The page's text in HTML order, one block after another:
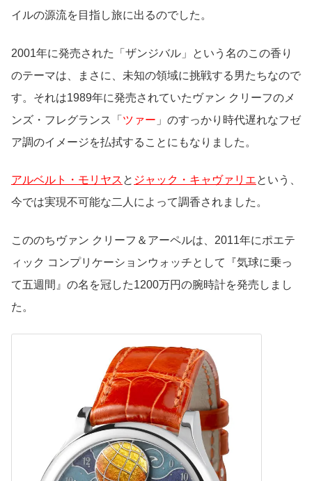
イルの源流を目指し旅に出るのでした。
2001年に発売された「ザンジバル」という名のこの香り
のテーマは、まさに、未知の領域に挑戦する男たちなので
す。それは1989年に発売されていたヴァン クリーフのメ
ンズ・フレグランス「 ツァー 」のすっかり時代遅れなフゼ
ア調のイメージを払拭することにもなりました。
アルベルト・モリヤス と ジャック・キャヴァリエという、
今では実現不可能な二人によって調香されました。
こののちヴァン クリーフ＆アーペルは、2011年にポエテ
ィック コンプリケーションウォッチとして『気球に乗っ
て五週間』の名を冠した1200万円の腕時計を発売しまし
た。